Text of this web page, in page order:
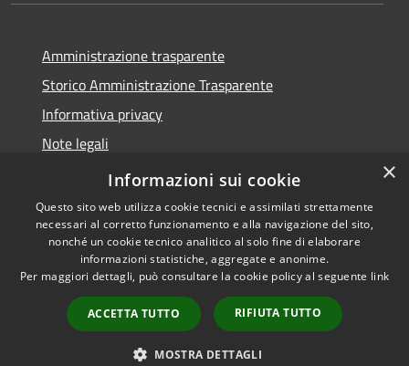
Amministrazione trasparente
Storico Amministrazione Trasparente
Informativa privacy
Note legali
Dichiarazione di accessibilità
Accessibilità
Copyright © 2026 • Comune di
Castellalto • Powered by
Municipium•
Accesso
redazione
×
Informazioni sui cookie
Questo sito web utilizza cookie tecnici e assimilati strettamente
necessari al corretto funzionamento e alla navigazione del sito,
nonché un cookie tecnico analitico al solo fine di elaborare
informazioni statistiche, aggregate e anonime.
Per maggiori dettagli, può consultare la cookie policy al seguente link
ACCETTA TUTTO RIFIUTA TUTTO
MOSTRA DETTAGLI